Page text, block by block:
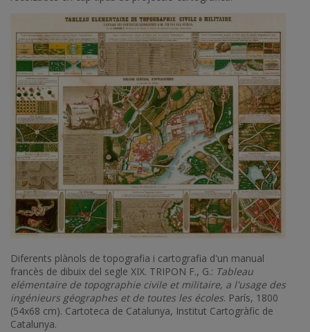
Diferents plànols de topografia i cartografia d'un manual
francès de dibuix del segle XIX. TRIPON F., G.: Tableau
elémentaire de topographie civile et militaire, a l'usage des
ingénieurs géographes et de toutes les écoles. París, 1800
(54x68 cm). Cartoteca de Catalunya, Institut Cartogràfic de
Catalunya.